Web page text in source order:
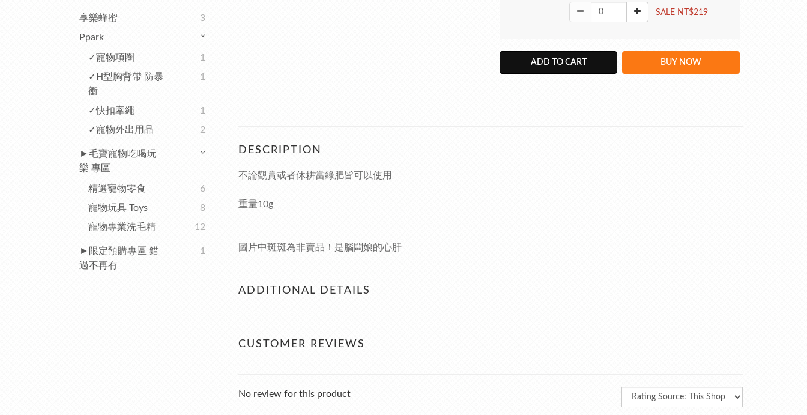
享樂蜂蜜
3
Ppark
✓寵物項圈
1
✓H型胸背帶 防暴
衝
1
✓快扣牽繩
1
✓寵物外出用品
2
►毛寶寵物吃喝玩
樂 專區
精選寵物零食
6
寵物玩具 Toys
8
寵物專業洗毛精
12
►限定預購專區 錯
過不再有
1
SALE NT$219
ADD TO CART BUY NOW
DESCRIPTION
不論觀賞或者休耕當綠肥皆可以使用
重量10g
圖片中斑斑為非賣品！是腦闆娘的心肝
ADDITIONAL DETAILS
CUSTOMER REVIEWS
No review for this product